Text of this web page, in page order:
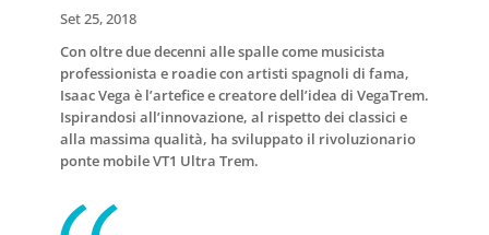
Set 25, 2018
Con oltre due decenni alle spalle come musicista
professionista e roadie con artisti spagnoli di fama,
Isaac Vega è l’artefice e creatore dell’idea di VegaTrem.
Ispirandosi all’innovazione, al rispetto dei classici e
alla massima qualità, ha sviluppato il rivoluzionario
ponte mobile VT1 Ultra Trem.